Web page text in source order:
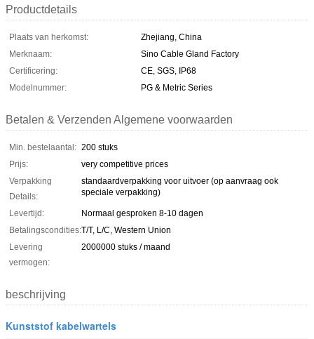
Productdetails
Plaats van herkomst:
Zhejiang, China
Merknaam:
Sino Cable Gland Factory
Certificering:
CE, SGS, IP68
Modelnummer:
PG & Metric Series
Betalen & Verzenden Algemene voorwaarden
Min. bestelaantal: 200 stuks
Prijs:
very competitive prices
Verpakking
Details:
standaardverpakking voor uitvoer (op aanvraag ook
speciale verpakking)
Levertijd:
Normaal gesproken 8-10 dagen
Betalingscondities:T/T, L/C, Western Union
Levering
vermogen:
2000000 stuks / maand
beschrijving
Kunststof kabelwartels